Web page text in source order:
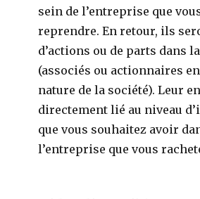
sein de l’entreprise que
reprendre. En retour, ils
d’actions ou de parts dans
(associés ou actionnaires
nature de la société). Leur
directement lié au niveau
que vous souhaitez avoir
l’entreprise que vous